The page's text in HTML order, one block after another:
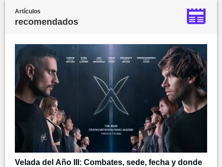
Artículos
recomendados
Velada del Año III: Combates, sede, fecha y donde